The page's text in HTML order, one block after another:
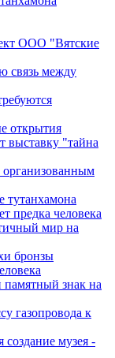
ООО "Вятские
связь между
открытия
выставку "тайна
организованным
тутанхамона
предка человека
мир на
бронзы
памятный знак на
газопровода к
создание музея -